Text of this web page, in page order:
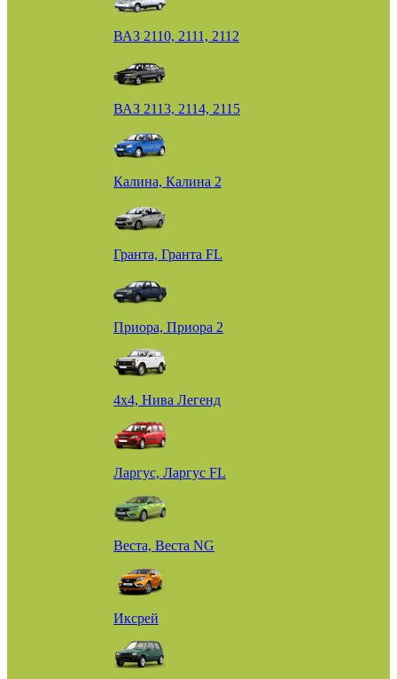
ВАЗ 2110, 2111, 2112
ВАЗ 2113, 2114, 2115
Калина, Калина 2
Гранта, Гранта FL
Приора, Приора 2
4х4, Нива Легенд
Ларгус, Ларгус FL
Веста, Веста NG
Иксрей